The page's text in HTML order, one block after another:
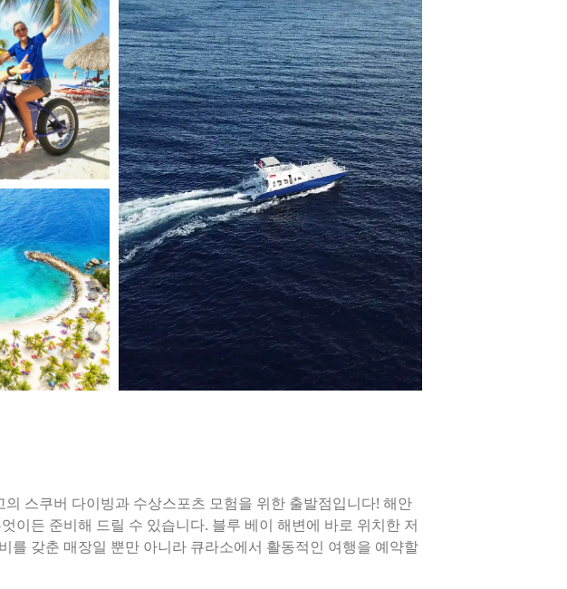
스쿠버 다이빙과 수상스포츠 모험을 위한 출발점입니다! 해안
이든 준비해 드릴 수 있습니다. 블루 베이 해변에 바로 위치한 저
를 갖춘 매장일 뿐만 아니라 큐라소에서 활동적인 여행을 예약할